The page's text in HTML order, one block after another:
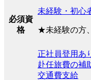
必須資
格
未経験・初心
★未経験の方
正社員登用あ
赴任旅費の補
交通費支給